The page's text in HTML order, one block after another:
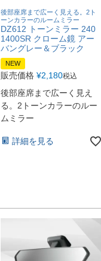
後部座席まで広ーく見える。2ト
ーンカラーのルームミラー
DZ612 トーンミラー 240
1400SR クローム鏡 アー
バングレー＆ブラック
NEW
販売価格 ¥2,180税込
後部座席まで広ーく見え
る。2トーンカラーのルー
ムミラー
詳細を見る